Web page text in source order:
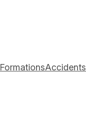
FormationsAccidents